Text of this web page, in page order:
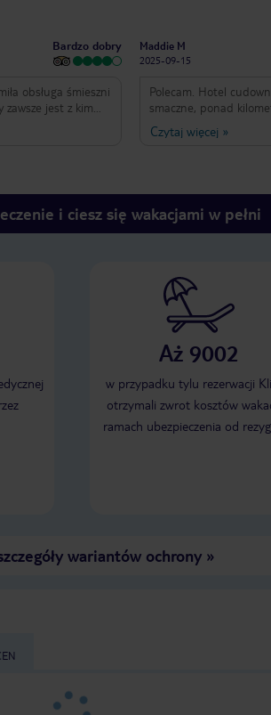
Bardzo dobry
obsługa śmieszni
zawsze jest z kim
i super zabawa
u dorosłych
Maddie M
2025-09-15
Polecam. Hotel
smaczne, ponad
nam to nie
niedaleko, dla jednego
bawili, codziennie inne
animacjach, Pan
animatorzy super
basenach, zawody na
również były świetne,
muzyki, zabawy i frajdy, hotel dla nas
na sam plus i z
wrócimy.
Czytaj więcej »
i ciesz się wakacjami w pełni
Aż 9002
w przypadku tylu rezerwacji
otrzymali zwrot kosztów
ramach ubezpieczenia od
wariantów ochrony»